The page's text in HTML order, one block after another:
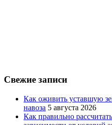
Свежие записи
Как оживить уставшую
навоза 5 августа 2026
Как правильно